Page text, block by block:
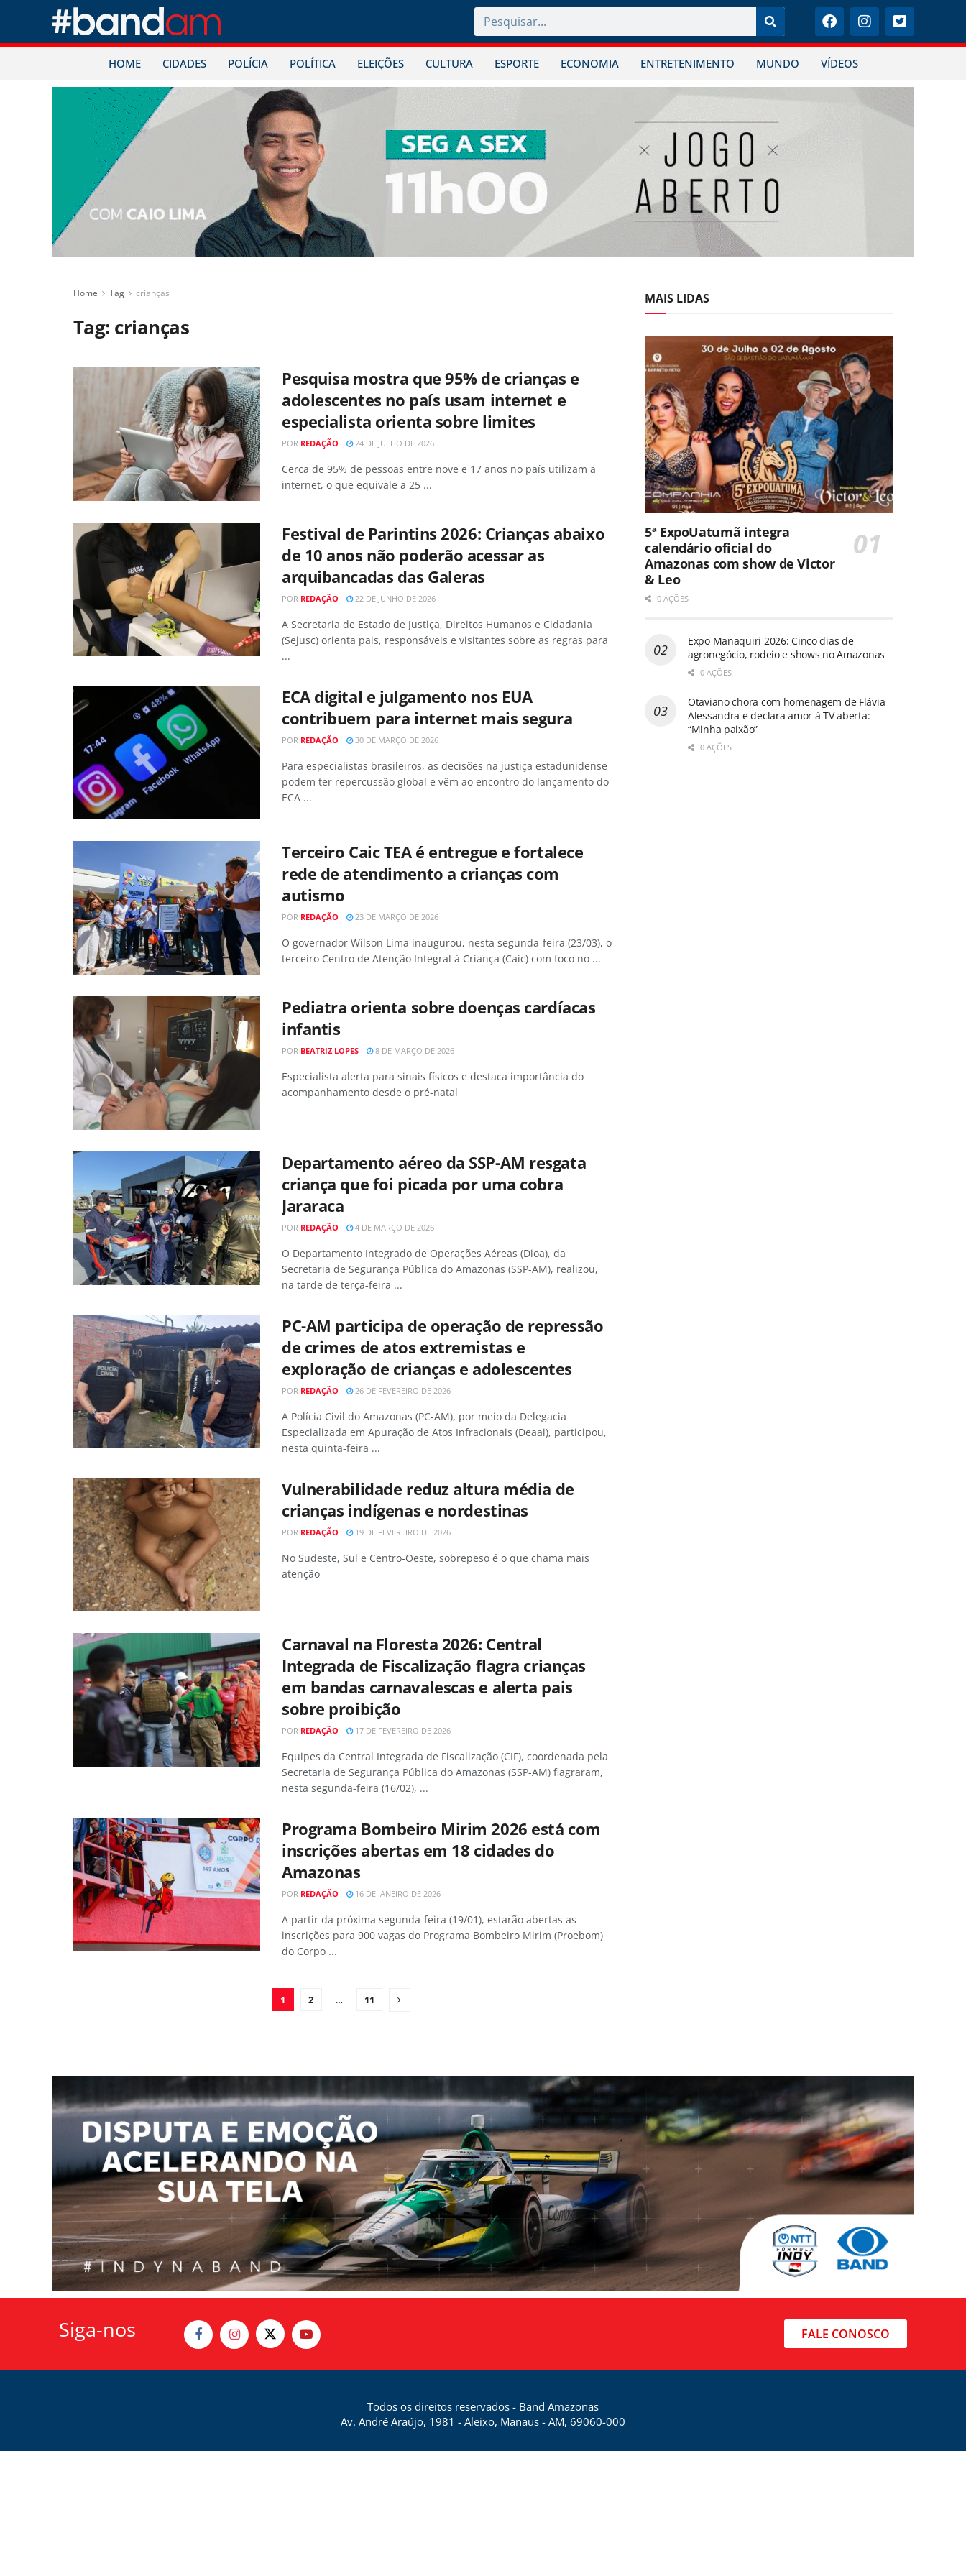
HOME CIDADES POLÍCIA POLÍTICA ELEIÇÕES CULTURA ESPORTE ECONOMIA ENTRETENIMENTO MUNDO VÍDEOS
Home Tag crianças
Tag: crianças
Pesquisa mostra que 95% de crianças e
adolescentes no país usam internet e
especialista orienta sobre limites
POR REDAÇÃO 24 DE JULHO DE 2026
Cerca de 95% de pessoas entre nove e 17 anos no país utilizam a
internet, o que equivale a 25 ...
Festival de Parintins 2026: Crianças abaixo
de 10 anos não poderão acessar as
arquibancadas das Galeras
POR REDAÇÃO 22 DE JUNHO DE 2026
A Secretaria de Estado de Justiça, Direitos Humanos e Cidadania
(Sejusc) orienta pais, responsáveis e visitantes sobre as regras para
...
ECA digital e julgamento nos EUA
contribuem para internet mais segura
POR REDAÇÃO 30 DE MARÇO DE 2026
Para especialistas brasileiros, as decisões na justiça estadunidense
podem ter repercussão global e vêm ao encontro do lançamento do
ECA ...
Terceiro Caic TEA é entregue e fortalece
rede de atendimento a crianças com
autismo
POR REDAÇÃO 23 DE MARÇO DE 2026
O governador Wilson Lima inaugurou, nesta segunda-feira (23/03), o
terceiro Centro de Atenção Integral à Criança (Caic) com foco no ...
Pediatra orienta sobre doenças cardíacas
infantis
POR BEATRIZ LOPES 8 DE MARÇO DE 2026
Especialista alerta para sinais físicos e destaca importância do
acompanhamento desde o pré-natal
Departamento aéreo da SSP-AM resgata
criança que foi picada por uma cobra
Jararaca
POR REDAÇÃO 4 DE MARÇO DE 2026
O Departamento Integrado de Operações Aéreas (Dioa), da
Secretaria de Segurança Pública do Amazonas (SSP-AM), realizou,
na tarde de terça-feira ...
PC-AM participa de operação de repressão
de crimes de atos extremistas e
exploração de crianças e adolescentes
POR REDAÇÃO 26 DE FEVEREIRO DE 2026
A Polícia Civil do Amazonas (PC-AM), por meio da Delegacia
Especializada em Apuração de Atos Infracionais (Deaai), participou,
nesta quinta-feira ...
Vulnerabilidade reduz altura média de
crianças indígenas e nordestinas
POR REDAÇÃO 19 DE FEVEREIRO DE 2026
No Sudeste, Sul e Centro-Oeste, sobrepeso é o que chama mais
atenção
Carnaval na Floresta 2026: Central
Integrada de Fiscalização flagra crianças
em bandas carnavalescas e alerta pais
sobre proibição
POR REDAÇÃO 17 DE FEVEREIRO DE 2026
Equipes da Central Integrada de Fiscalização (CIF), coordenada pela
Secretaria de Segurança Pública do Amazonas (SSP-AM) flagraram,
nesta segunda-feira (16/02), ...
Programa Bombeiro Mirim 2026 está com
inscrições abertas em 18 cidades do
Amazonas
POR REDAÇÃO 16 DE JANEIRO DE 2026
A partir da próxima segunda-feira (19/01), estarão abertas as
inscrições para 900 vagas do Programa Bombeiro Mirim (Proebom)
do Corpo ...
1 2 … 11
MAIS LIDAS
5ª ExpoUatumã integra
calendário oficial do
Amazonas com show de Victor
& Leo
0 AÇÕES
Expo Manaquiri 2026: Cinco dias de
agronegócio, rodeio e shows no Amazonas
0 AÇÕES
Otaviano chora com homenagem de Flávia
Alessandra e declara amor à TV aberta:
“Minha paixão”
0 AÇÕES
Siga-nos FALE CONOSCO
Todos os direitos reservados - Band Amazonas
Av. André Araújo, 1981 - Aleixo, Manaus - AM, 69060-000